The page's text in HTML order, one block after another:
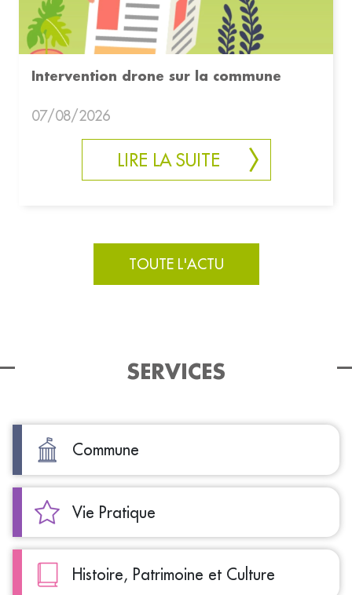
Intervention drone sur la commune
07/08/2026
LIRE LA SUITE
TOUTE L'ACTU
SERVICES
Commune
Vie Pratique
Histoire, Patrimoine et Culture